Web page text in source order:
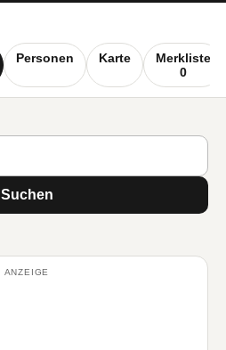
Personen Karte
Merkliste
0
Suchen
ANZEIGE